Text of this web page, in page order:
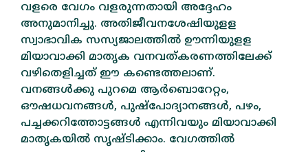
വളരെ വേഗം വളരുന്നതായി അദ്ദേഹം
അനുമാനിച്ചു. അതിജീവനശേഷിയുളള
സ്വാഭാവിക സസ്യജാലത്തില്‍ ഊന്നിയുളള
മിയാവാക്കി മാതൃക വനവത്‌കരണത്തിലേക്ക്‌
വഴിതെളിച്ചത്‌ ഈ കണ്ടെത്തലാണ്‌.
വനങ്ങള്‍ക്കു പുറമെ ആര്‍ബൊറേറ്റം,
ഔഷധവനങ്ങള്‍, പുഷ്‌പോദ്യാനങ്ങള്‍, പഴം,
പച്ചക്കറിത്തോട്ടങ്ങള്‍ എന്നിവയും മിയാവാക്കി
മാതൃകയില്‍ സൃഷ്ടിക്കാം. വേഗത്തില്‍